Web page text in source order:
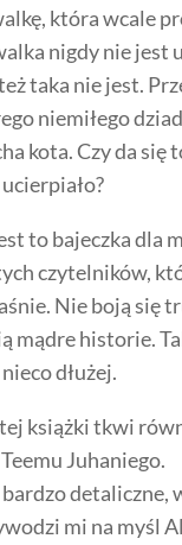
która wcale
nigdy nie jest
taka nie jest.
niemiłego
kota. Czy da się
to bajeczka dla
czytelników,
Nie boją się
mądre historie.
dłużej.
książki tkwi
Juhaniego.
detaliczne,
mi na myśl